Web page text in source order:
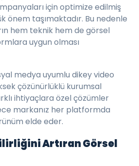
için optimize edilmiş
önem taşımaktadır. Bu nedenle
hem teknik hem de görsel
uygun olması
medya uyumlu dikey video
çözünürlüklü kurumsal
ihtiyaçlara özel çözümler
markanız her platformda
elde eder.
Artıran Görsel